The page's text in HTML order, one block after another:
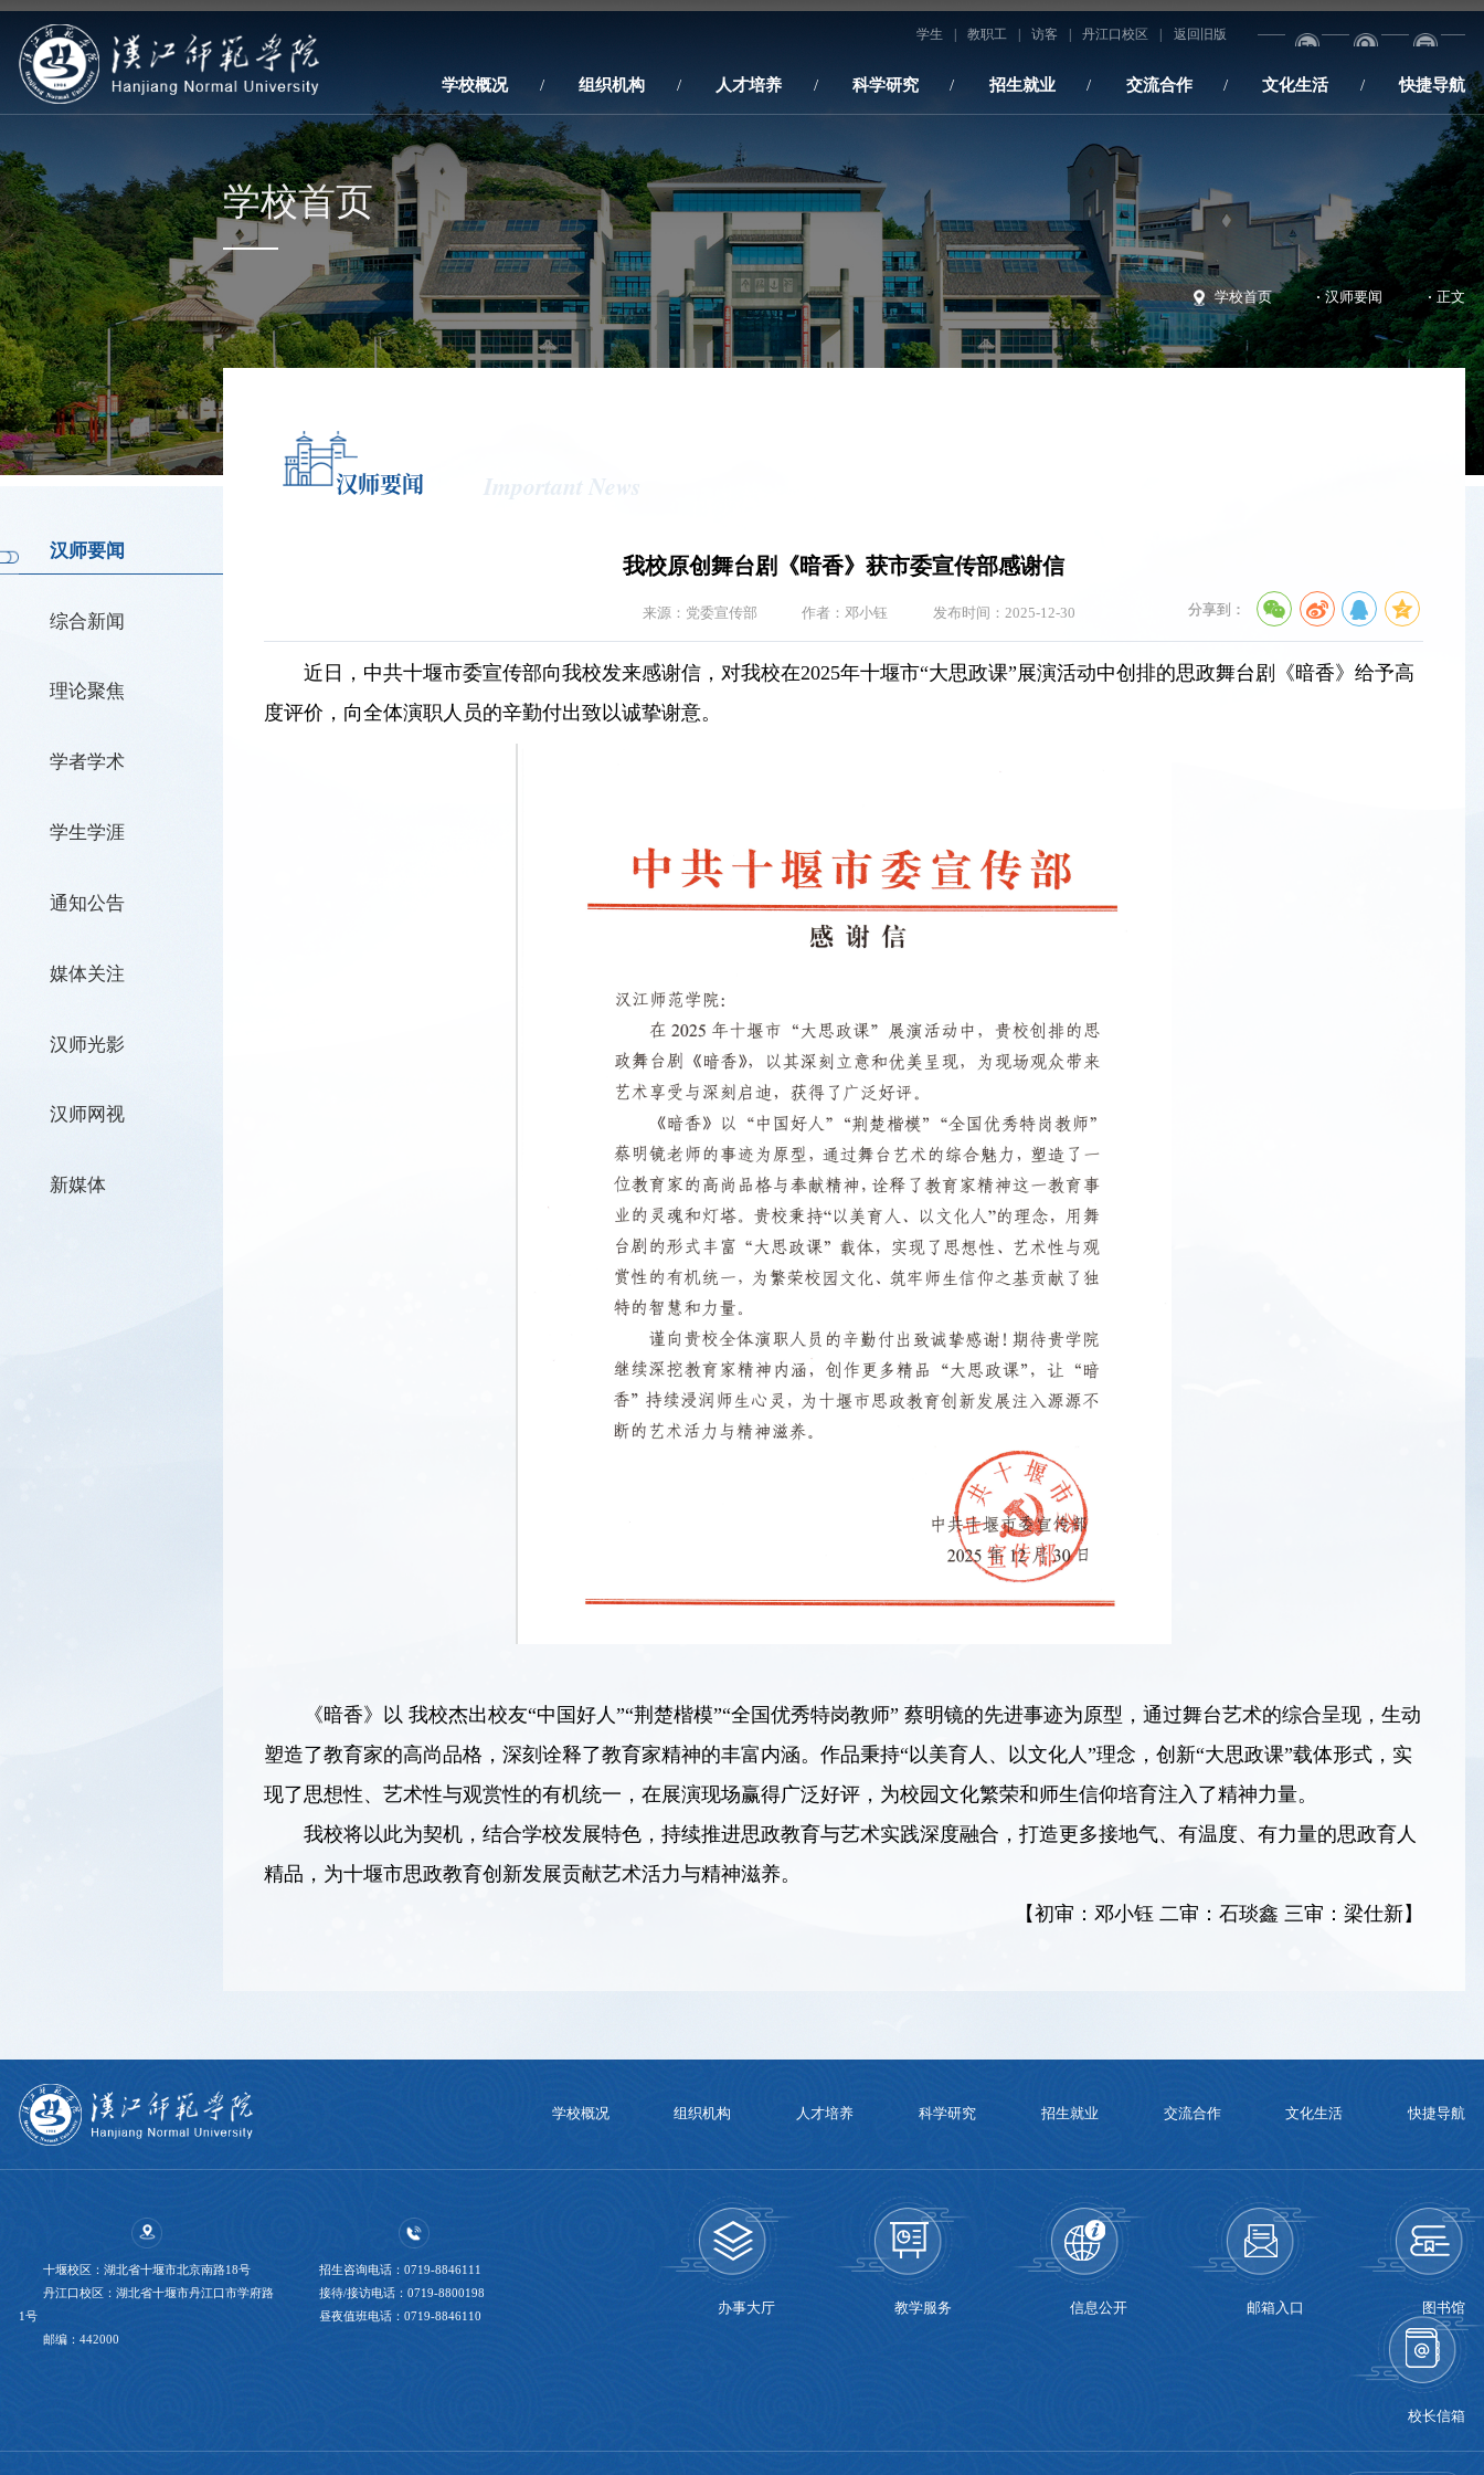
学生 教职工 访客 丹江口校区 返回旧版
学校概况 组织机构 人才培养 科学研究 招生就业 交流合作 文化生活 快捷导航
学校首页
学校首页 · 汉师要闻 · 正文
汉师要闻
综合新闻
理论聚焦
学者学术
学生学涯
通知公告
媒体关注
汉师光影
汉师网视
新媒体
汉师要闻 Important News
我校原创舞台剧《暗香》获市委宣传部感谢信
来源：党委宣传部 作者：邓小钰 发布时间：2025-12-30 分享到：
近日，中共十堰市委宣传部向我校发来感谢信，对我校在2025年十堰市“大思政课”展演活动中创排的思政舞台剧《暗香》给予高
度评价，向全体演职人员的辛勤付出致以诚挚谢意。
《暗香》以 我校杰出校友“中国好人”“荆楚楷模”“全国优秀特岗教师” 蔡明镜的先进事迹为原型，通过舞台艺术的综合呈现，生动
塑造了教育家的高尚品格，深刻诠释了教育家精神的丰富内涵。作品秉持“以美育人、以文化人”理念，创新“大思政课”载体形式，实
现了思想性、艺术性与观赏性的有机统一，在展演现场赢得广泛好评，为校园文化繁荣和师生信仰培育注入了精神力量。
我校将以此为契机，结合学校发展特色，持续推进思政教育与艺术实践深度融合，打造更多接地气、有温度、有力量的思政育人
精品，为十堰市思政教育创新发展贡献艺术活力与精神滋养。
【初审：邓小钰 二审：石琰鑫 三审：梁仕新】
学校概况 组织机构 人才培养 科学研究 招生就业 交流合作 文化生活 快捷导航
办事大厅 教学服务 信息公开 邮箱入口 图书馆
校长信箱
十堰校区：湖北省十堰市北京南路18号
丹江口校区：湖北省十堰市丹江口市学府路
1号
邮编：442000
招生咨询电话：0719-8846111
接待/接访电话：0719-8800198
昼夜值班电话：0719-8846110